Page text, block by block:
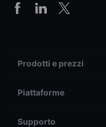
Prodotti e prezzi
Piattaforme
Supporto